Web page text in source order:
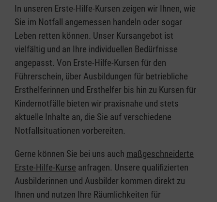
In unseren Erste-Hilfe-Kursen zeigen wir Ihnen, wie
Sie im Notfall angemessen handeln oder sogar
Leben retten können. Unser Kursangebot ist
vielfältig und an Ihre individuellen Bedürfnisse
angepasst. Von Erste-Hilfe-Kursen für den
Führerschein, über Ausbildungen für betriebliche
Ersthelferinnen und Ersthelfer bis hin zu Kursen für
Kindernotfälle bieten wir praxisnahe und stets
aktuelle Inhalte an, die Sie auf verschiedene
Notfallsituationen vorbereiten.
Gerne können Sie bei uns auch maßgeschneiderte
Erste-Hilfe-Kurse anfragen. Unsere qualifizierten
Ausbilderinnen und Ausbilder kommen direkt zu
Ihnen und nutzen Ihre Räumlichkeiten für